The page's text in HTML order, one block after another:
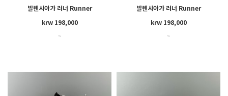
발렌시아가 러너 Runner
krw 198,000
~
발렌시아가 러너 Runner
krw 198,000
~